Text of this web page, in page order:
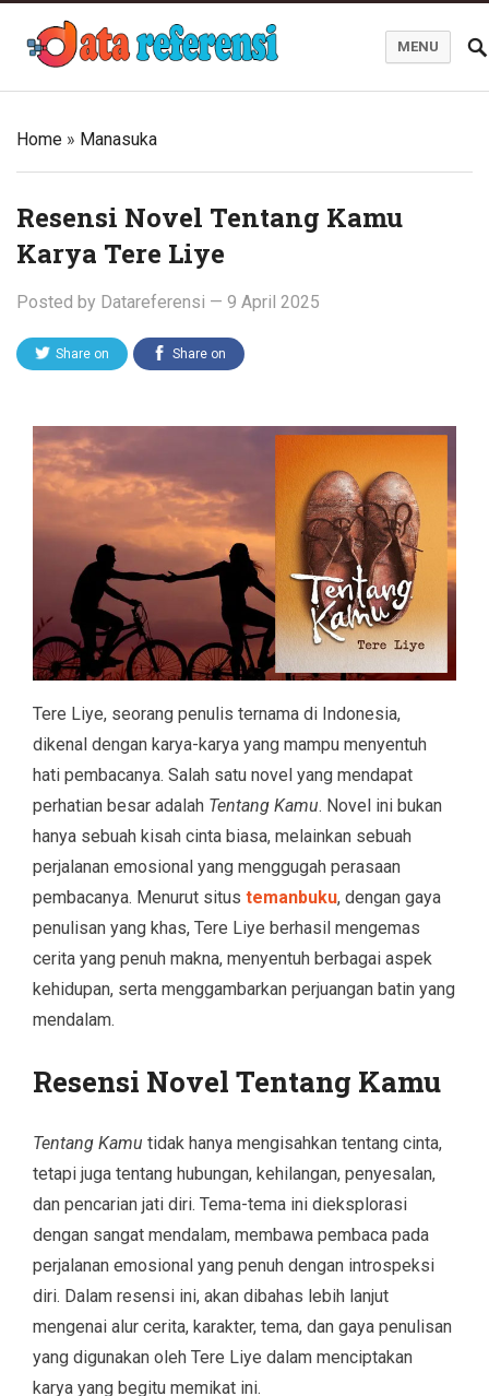
MENU
Home » Manasuka
Resensi Novel Tentang Kamu
Karya Tere Liye
Posted by Datareferensi — 9 April 2025
Share on Share on
Tere Liye, seorang penulis ternama di Indonesia,
dikenal dengan karya-karya yang mampu menyentuh
hati pembacanya. Salah satu novel yang mendapat
perhatian besar adalah Tentang Kamu. Novel ini bukan
hanya sebuah kisah cinta biasa, melainkan sebuah
perjalanan emosional yang menggugah perasaan
pembacanya. Menurut situs temanbuku, dengan gaya
penulisan yang khas, Tere Liye berhasil mengemas
cerita yang penuh makna, menyentuh berbagai aspek
kehidupan, serta menggambarkan perjuangan batin yang
mendalam.
Resensi Novel Tentang Kamu
Tentang Kamu tidak hanya mengisahkan tentang cinta,
tetapi juga tentang hubungan, kehilangan, penyesalan,
dan pencarian jati diri. Tema-tema ini dieksplorasi
dengan sangat mendalam, membawa pembaca pada
perjalanan emosional yang penuh dengan introspeksi
diri. Dalam resensi ini, akan dibahas lebih lanjut
mengenai alur cerita, karakter, tema, dan gaya penulisan
yang digunakan oleh Tere Liye dalam menciptakan
karya yang begitu memikat ini.